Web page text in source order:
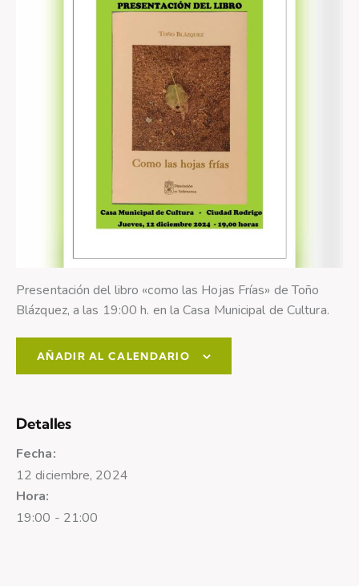
Presentación del libro «como las Hojas Frías» de Toño
Blázquez, a las 19:00 h. en la Casa Municipal de Cultura.
AÑADIR AL CALENDARIO
Detalles
Fecha:
12 diciembre, 2024
Hora:
19:00 - 21:00